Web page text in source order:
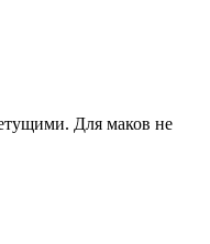
Для маков не